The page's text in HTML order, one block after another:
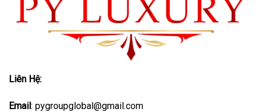
Liên Hệ:
Email: pygroupglobal@gmail.com